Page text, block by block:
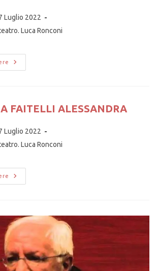
Luglio 2022
Luca Ronconi
FAITELLI ALESSANDRA
Luglio 2022
Luca Ronconi